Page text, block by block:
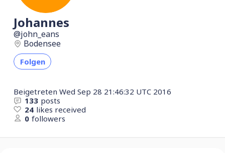
Johannes
john_eans
Bodensee
Folgen
Beigetreten Wed Sep 28 21:46:32 UTC 2016
133 posts
24 likes received
0 followers